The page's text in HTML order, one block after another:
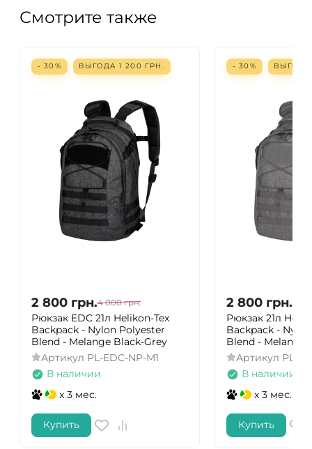
Смотрите также
- 30% ВЫГОДА 1 200 ГРН.
2 800 грн.4 000 грн.
Рюкзак EDC 21л Helikon-Tex
Backpack - Nylon Polyester
Blend - Melange Black-Grey
Артикул PL-EDC-NP-M1
В наличии
x 3 мес.
Купить
- 30%
2 800 грн.
Рюкзак 21л
Backpack -
Blend - Melange
Артикул PL-
В наличии
x 3 мес.
Купить